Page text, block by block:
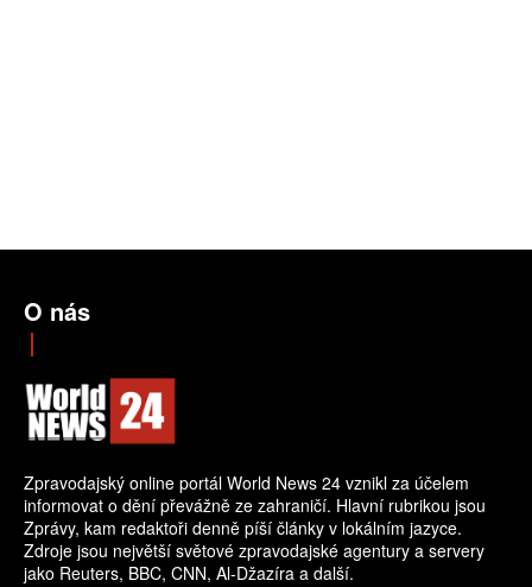
O nás
Zpravodajský online portál World News 24 vznikl za účelem
informovat o dění převážně ze zahraničí. Hlavní rubrikou jsou
Zprávy, kam redaktoři denně píší články v lokálním jazyce.
Zdroje jsou největší světové zpravodajské agentury a servery
jako Reuters, BBC, CNN, Al-Džazíra a další.